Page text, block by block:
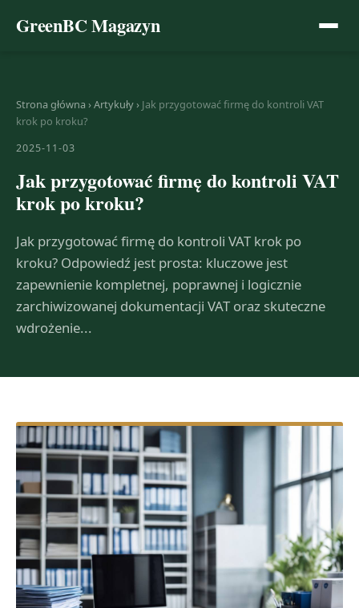
GreenBC Magazyn
Strona główna ›Artykuły› Jak przygotować firmę do kontroli VAT
krok po kroku?
2025-11-03
Jak przygotować firmę do kontroli VAT
krok po kroku?
Jak przygotować firmę do kontroli VAT krok po
kroku? Odpowiedź jest prosta: kluczowe jest
zapewnienie kompletnej, poprawnej i logicznie
zarchiwizowanej dokumentacji VAT oraz skuteczne
wdrożenie...